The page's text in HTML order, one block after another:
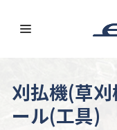
刈払機(草
ール(工具)